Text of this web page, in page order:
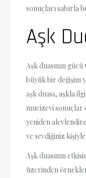
sonuçları sabırla
Aşk
Aşk duasının
büyük bir değişim
aşk duası, aşkla
mucizevi sonuçlar
yeniden
ve sevdiğiniz
Aşk duasının
üzerinden